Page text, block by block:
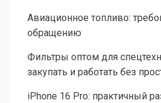
Авиационное топливо:
обращению
Фильтры оптом для
закупать и работать без
iPhone 16 Pro: практичный